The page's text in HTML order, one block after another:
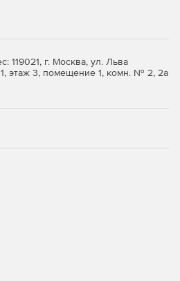
119021, г. Москва, ул. Льва
этаж 3, помещение 1, комн. № 2, 2а